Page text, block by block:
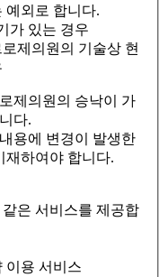
예외로 합니다.
가 있는 경우
제의원의 기술상 현
제의원의 승낙이 가
다.
용에 변경이 발생한
재하여야 합니다.
은 서비스를 제공합
이용 서비스